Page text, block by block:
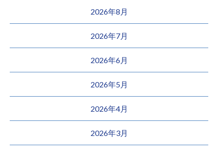
2026年8月
2026年7月
2026年6月
2026年5月
2026年4月
2026年3月